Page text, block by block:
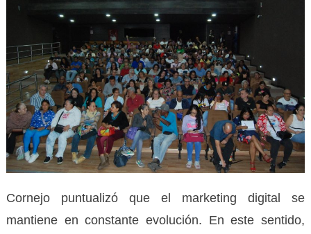
Cornejo puntualizó que el marketing digital se
mantiene en constante evolución. En este sentido,